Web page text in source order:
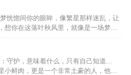
恍惚间你的眼眸，像繁星那样迷乱，让
想你在这落叶秋风里，就像是一场梦，
守护，意味着什么，只有自己知道...
小鲜肉，更是一个非常土豪的人，他会